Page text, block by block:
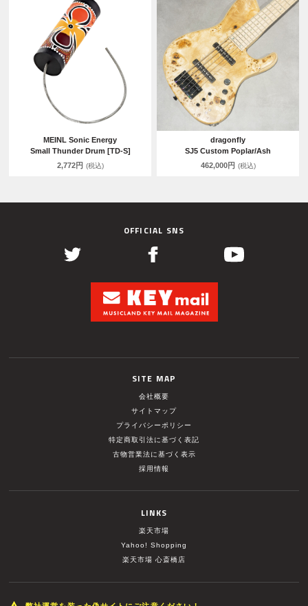
MEINL Sonic Energy
Small Thunder Drum [TD-S]
2,772円 (税込)
dragonfly
SJ5 Custom Poplar/Ash
462,000円 (税込)
OFFICIAL SNS
SITE MAP
会社概要
サイトマップ
プライバシーポリシー
特定商取引法に基づく表記
古物営業法に基づく表示
採用情報
LINKS
楽天市場
Yahoo! Shopping
楽天市場 心斎橋店